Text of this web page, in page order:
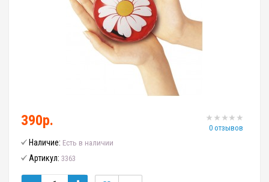
0 отзывов
390р.
Наличие: Есть в наличии
Артикул: 3363